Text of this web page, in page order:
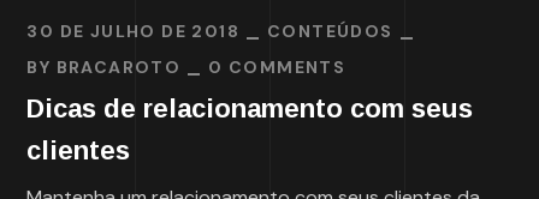
30 DE JULHO DE 2018
CONTEÚDOS
BY BRACAROTO 0 COMMENTS
Dicas de relacionamento com seus
clientes